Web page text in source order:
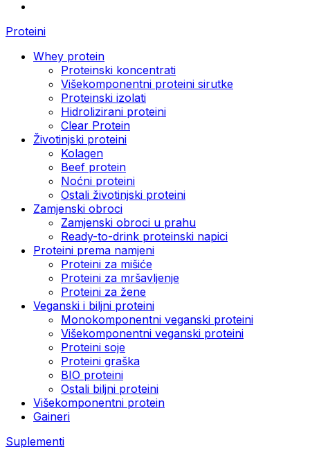
Proteini
Whey protein
Proteinski koncentrati
Višekomponentni proteini sirutke
Proteinski izolati
Hidrolizirani proteini
Clear Protein
Životinjski proteini
Kolagen
Beef protein
Noćni proteini
Ostali životinjski proteini
Zamjenski obroci
Zamjenski obroci u prahu
Ready-to-drink proteinski napici
Proteini prema namjeni
Proteini za mišiće
Proteini za mršavljenje
Proteini za žene
Veganski i biljni proteini
Monokomponentni veganski proteini
Višekomponentni veganski proteini
Proteini soje
Proteini graška
BIO proteini
Ostali biljni proteini
Višekomponentni protein
Gaineri
Suplementi